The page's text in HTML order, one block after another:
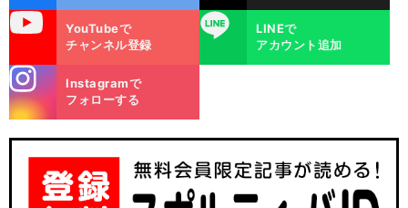
YouTubeで
チャンネル登録
LINE
LINEで
アカウント追加
m
Instagramで
フォローする